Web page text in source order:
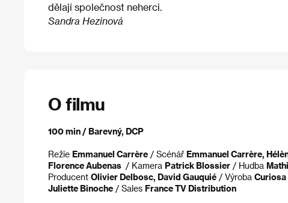
dělají společnost neherci.
Sandra Hezinová
O filmu
100 min / Barevný, DCP
Režie Emmanuel Carrère / Scénář Emmanuel Carrère,
Florence Aubenas / Kamera Patrick Blossier / Hudba
Producent Olivier Delbosc, David Gauquié / Výroba
Juliette Binoche / Sales France TV Distribution